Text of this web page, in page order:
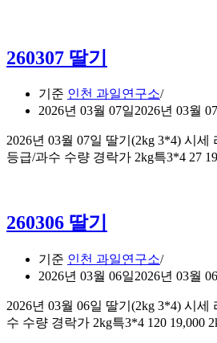
260307 딸기
기준 인천 과일연구소
2026년 03월 07일2026년 03월
2026년 03월 07일 딸기(2kg 3*4) 시
등급/과수 수량 경락가 2kg특3*4 27
260306 딸기
기준 인천 과일연구소
2026년 03월 06일2026년 03월
2026년 03월 06일 딸기(2kg 3*4) 시
수 수량 경락가 2kg특3*4 120 19,000